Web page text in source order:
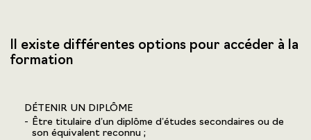
Il existe différentes options pour accéder à la
formation
DÉTENIR UN DIPLÔME
Être titulaire d’un diplôme d’études secondaires ou de
son équivalent reconnu ;